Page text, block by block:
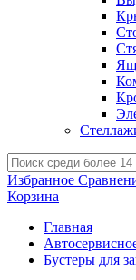
Избранное
Корзина
Главная
Бустеры для